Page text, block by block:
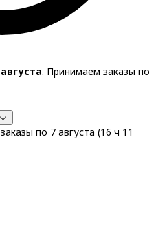
. Принимаем заказы по
по 7 августа (16 ч 11